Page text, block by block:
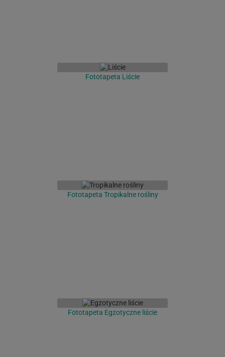
Fototapeta Liście
Fototapeta Tropikalne rośliny
Fototapeta Egzotyczne liście